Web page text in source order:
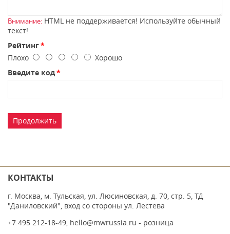
Внимание: HTML не поддерживается! Используйте обычный
текст!
Рейтинг
Плохо
Хорошо
Введите код
Продолжить
КОНТАКТЫ
г. Москва, м. Тульская, ул. Люсиновская, д. 70, стр. 5, ТД
"Даниловский", вход со стороны ул. Лестева
+7 495 212-18-49, hello@mwrussia.ru - розница